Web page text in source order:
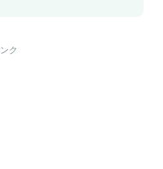
ク